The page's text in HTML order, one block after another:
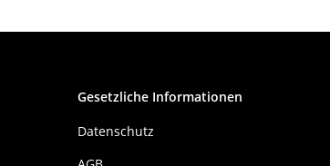
Gesetzliche Informationen
Datenschutz